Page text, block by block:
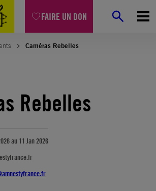
FAIRE UN DON
Caméras Rebelles
Rebelles
au 11 Jan 2026